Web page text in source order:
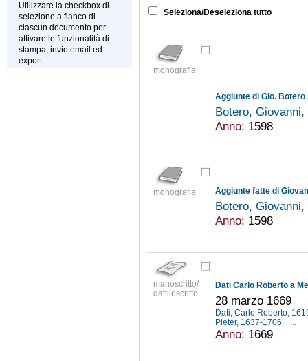
Utilizzare la checkbox di
selezione a fianco di
ciascun documento per
attivare le funzionalità di
stampa, invio email ed
export.
Seleziona/Deseleziona tutto
monografia
Botero,
Anno: 1598
monografia
Botero,
Anno: 1598
manoscritto/
dattiloscritto
Dati Carlo Roberto a
28 marzo 1669
Dati, Carlo Roberto,
Pieter, 1637-1706
...
Anno: 1669